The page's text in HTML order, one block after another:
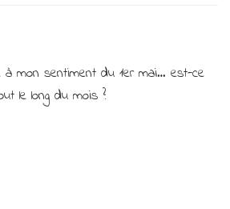
à mon sentiment du 1er mai… est-ce
le long du mois ?